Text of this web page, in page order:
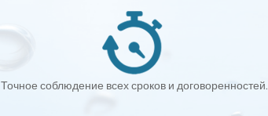
Точное соблюдение всех сроков и договоренностей.